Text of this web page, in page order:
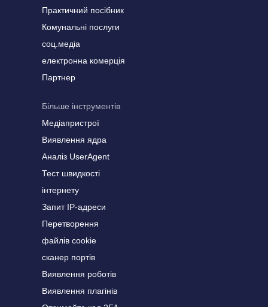
Практичний посібник
Комунальні послуги
соц.медіа
електронна комерція
Партнер
Більше інструментів
Медіапристрої
Виявлення ядра
Аналіз UserAgent
Тест швидкості
інтернету
Запит IP-адреси
Перетворення
файлів cookie
сканер портів
Виявлення роботів
Виявлення плагінів